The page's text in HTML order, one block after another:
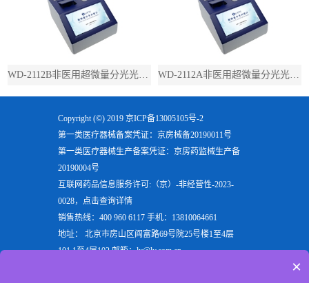
WD-2112B非医用超微量分光光度计（带荧光） WD-2112A非医用超微量分光光度计（不带荧光）
Copyright (©) 2019 京ICP备13005105号-2
第一类医疗器械备案凭证：京房械备20190011号
第一类医疗器械生产备案凭证：京房药监械生产备
20190004号
互联网药品信息服务许可:（京）-非经营性-2023-
0028，点击查询详情
销售热线：400 960 6117 手机：13810064661
地址： 北京市房山区阎富路69号院25号楼1至4层
101,1至4层102 邮箱：ly@ly.com.cn
×